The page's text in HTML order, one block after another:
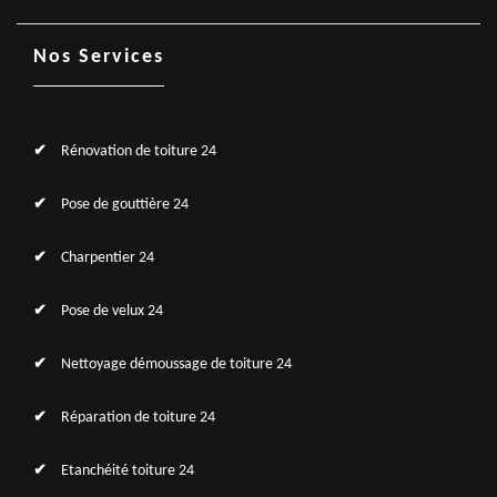
Nos Services
Rénovation de toiture 24
Pose de gouttière 24
Charpentier 24
Pose de velux 24
Nettoyage démoussage de toiture 24
Réparation de toiture 24
Etanchéité toiture 24